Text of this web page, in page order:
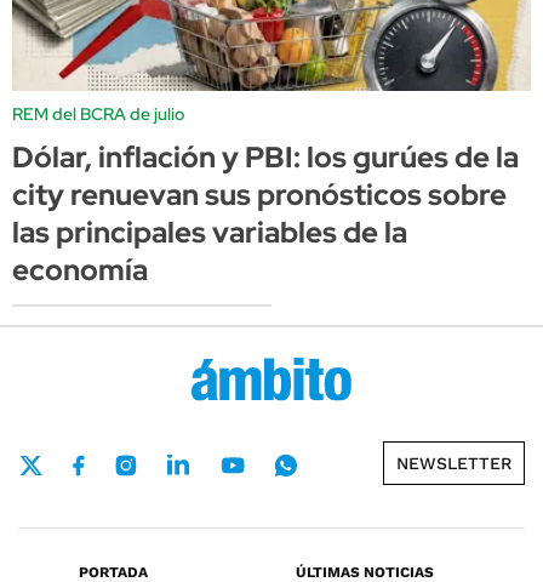
REM del BCRA de julio
Dólar, inflación y PBI: los gurúes de la
city renuevan sus pronósticos sobre
las principales variables de la
economía
NEWSLETTER
PORTADA
ÚLTIMAS NOTICIAS